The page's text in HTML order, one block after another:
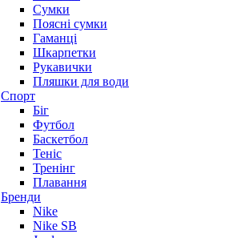
Сумки
Поясні сумки
Гаманці
Шкарпетки
Рукавички
Пляшки для води
Спорт
Біг
Футбол
Баскетбол
Теніс
Тренінг
Плавання
Бренди
Nike
Nike SB